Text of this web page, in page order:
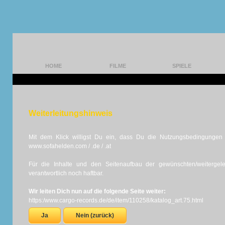
HOME FILME SPIELE
Weiterleitungshinweis
Mit dem Klick willigst Du ein, dass Du die
www.sofahelden.com / .de / .at
Für die Inhalte und den Seitenaufbau der gewünschten/
verantwortlich noch haftbar.
Wir leiten Dich nun auf die folgende Seite weiter:
https:/www.cargo-records.de/de/item/110258/katalog_art.75.html
Ja Nein (zurück)